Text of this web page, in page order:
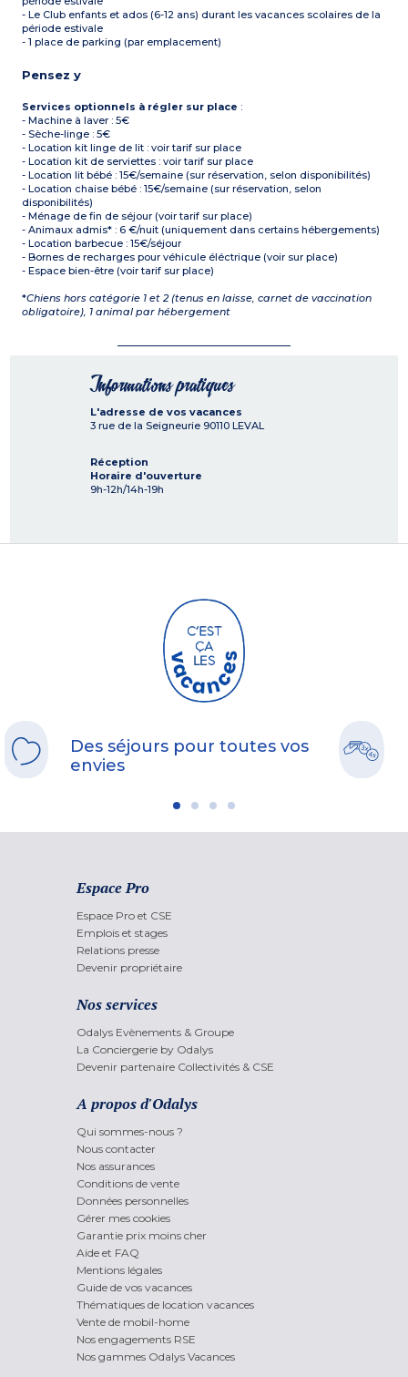
- Le Club enfants et ados (6-12 ans) durant les vacances scolaires de la
période estivale
- 1 place de parking (par emplacement)
Pensez y
Services optionnels à régler sur place :
- Machine à laver : 5€
- Sèche-linge : 5€
- Location kit linge de lit : voir tarif sur place
- Location kit de serviettes : voir tarif sur place
- Location lit bébé : 15€/semaine (sur réservation, selon disponibilités)
- Location chaise bébé : 15€/semaine (sur réservation, selon
disponibilités)
- Ménage de fin de séjour (voir tarif sur place)
- Animaux admis* : 6 €/nuit (uniquement dans certains hébergements)
- Location barbecue : 15€/séjour
- Bornes de recharges pour véhicule éléctrique (voir sur place)
- Espace bien-être (voir tarif sur place)
*Chiens hors catégorie 1 et 2 (tenus en laisse, carnet de vaccination
obligatoire), 1 animal par hébergement
Informations pratiques
L'adresse de vos vacances
3 rue de la Seigneurie 90110 LEVAL
Réception
Horaire d'ouverture
9h-12h/14h-19h
Des séjours pour toutes vos
envies
Espace Pro
Espace Pro et CSE
Emplois et stages
Relations presse
Devenir propriétaire
Nos services
Odalys Evènements & Groupe
La Conciergerie by Odalys
Devenir partenaire Collectivités & CSE
A propos d'Odalys
Qui sommes-nous ?
Nous contacter
Nos assurances
Conditions de vente
Données personnelles
Gérer mes cookies
Garantie prix moins cher
Aide et FAQ
Mentions légales
Guide de vos vacances
Thématiques de location vacances
Vente de mobil-home
Nos engagements RSE
Nos gammes Odalys Vacances